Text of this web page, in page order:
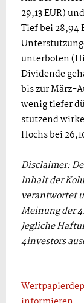
29,13 EUR)
Tief bei 28,94
unterboten
Dividende
bis zur März-
wenig tiefer
stützend
Hochs bei
Disclaimer:
Inhalt der
verantwortet
Meinung der
Jegliche
4investors